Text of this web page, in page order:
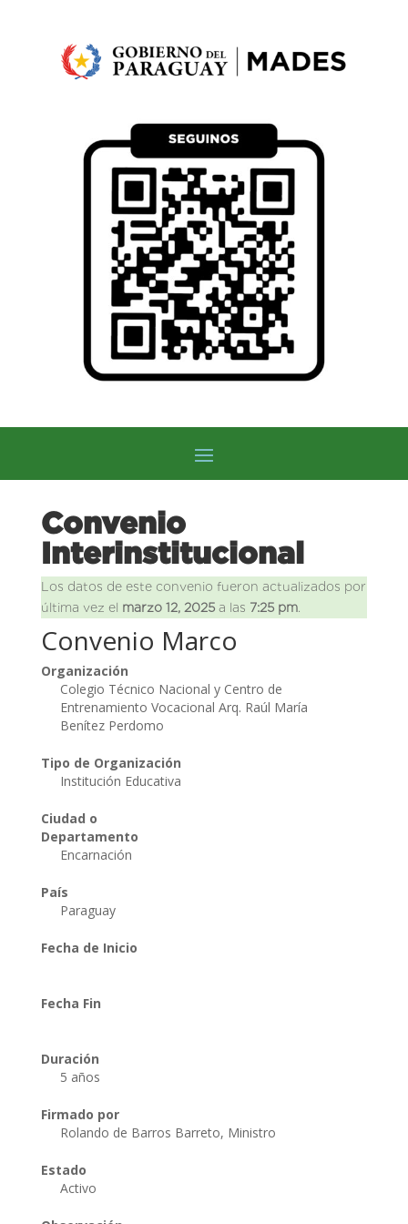
Convenio
Interinstitucional
Los datos de este convenio fueron actualizados por
última vez el marzo 12, 2025a las 7:25 pm.
Convenio Marco
Organización
Colegio Técnico Nacional y Centro de
Entrenamiento Vocacional Arq. Raúl María
Benítez Perdomo
Tipo de Organización
Institución Educativa
Ciudad o
Departamento
Encarnación
País
Paraguay
Fecha de Inicio
Fecha Fin
Duración
5 años
Firmado por
Rolando de Barros Barreto, Ministro
Estado
Activo